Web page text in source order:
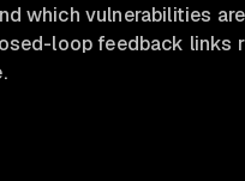
which vulnerabilities
loop feedback links